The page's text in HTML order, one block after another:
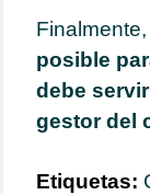
posible
debe
gestor del
Etiquetas: